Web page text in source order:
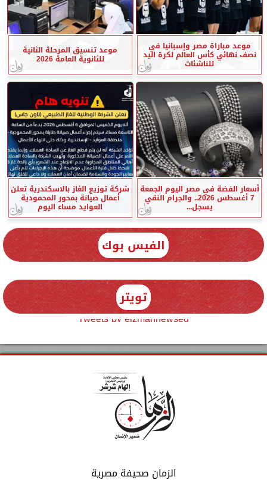
موعد مباراة مصر وإسبانيا في
نصف نهائي كأس العالم لكرة اليد
للناشئات
موعد تنسيق المرحلة الثانية
للثانوية العامة 2026
أسعار الفضة في مصر اليوم الجمعة
7 أغسطس 2026.. والجرام النقي
يسجل...
شركة توزيع الغاز بالاسكندرية تعلن
أعمال صيانة بمحور المحمودية
العوايد مساء اليوم
الفيس بوك
تويتر
Tweets by elzmannewseg
الزمان صحيفة مصرية